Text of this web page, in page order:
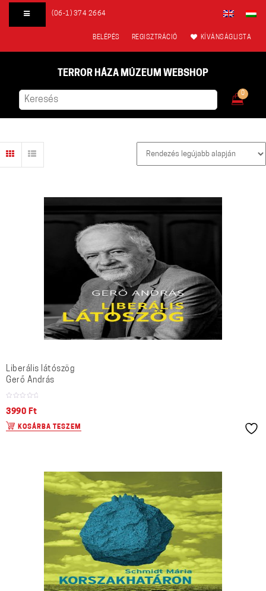
(06-1) 374 2664
BELÉPÉS REGISZTRÁCIÓ KÍVÁNSÁGLISTA
TERROR HÁZA MÚZEUM WEBSHOP
0
Liberális látószög
Gerő András
3990 Ft
KOSÁRBA TESZEM